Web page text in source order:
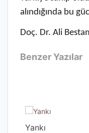
alındığında bu
Doç. Dr. Ali
Benzer Yazılar
Yankı